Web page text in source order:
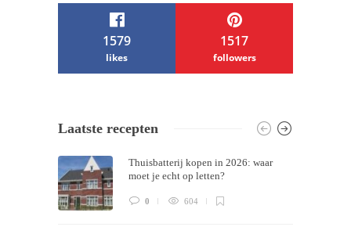
1579
likes
1517
followers
Themes bySilicon Themes . Join us right
now!
Laatste recepten
Thuisbatterij kopen in 2026: waar
moet je echt op letten?
0 604